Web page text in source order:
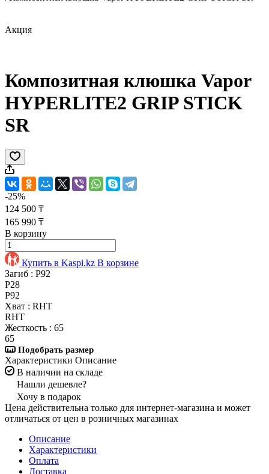
Акция
Композитная клюшка Vapor
HYPERLITE2 GRIP STICK
SR
-25%
124 500 ₸
165 990 ₸
В корзину
Купить в Kaspi.kz В корзине
Загиб : P92
P28
P92
Хват : RHT
RHT
Жесткость : 65
65
Подобрать размер
Характеристики Описание
В наличии на складе
Нашли дешевле?
Хочу в подарок
Цена действительна только для интернет-магазина и может
отличаться от цен в розничных магазинах
Описание
Характеристики
Оплата
Доставка